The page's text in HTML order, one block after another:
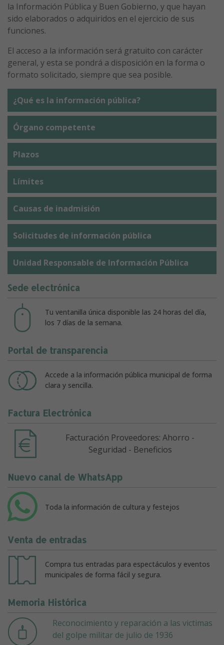
la Información Pública y Buen Gobierno, y que hayan
sido elaborados o adquiridos en el ejercicio de sus
funciones.
El acceso a la información será gratuito con carácter
general, y esta se pondrá a disposición en la forma o
formato solicitado, siempre que sea posible.
¿Qué es la información pública?
Órgano competente
Plazos
Límites
Causas de inadmisión
Solicitudes de información pública
Unidad Responsable de Información Pública
Sede electrónica
Tu ventanilla única disponible las 24 horas del día,
los 7 días de la semana.
Portal de transparencia
Accede a la información pública municipal de forma
clara y sencilla.
Factura Electrónica
Facturación Proveedores: Ahorro -
Seguridad - Beneficios
Nuevo canal de WhatsApp
Toda la información de cultura y festejos
Venta de entradas
Compra tus entradas para espectáculos y eventos
municipales de forma fácil y segura.
Memoria Histórica
Reconocimiento y reparación a las victimas
del golpe militar de julio de 1936